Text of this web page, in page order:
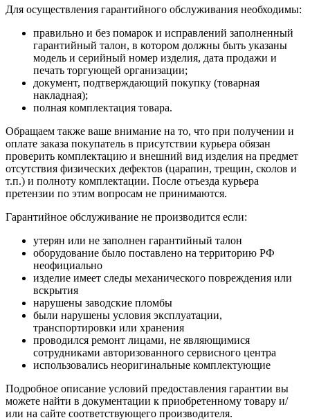
Для осуществления гарантийного обслуживания необходимы:
правильно и без помарок и исправлений заполненный
гарантийный талон, в котором должны быть указаны
модель и серийный номер изделия, дата продажи и
печать торгующей организации;
документ, подтверждающий покупку (товарная
накладная);
полная комплектация товара.
Обращаем также ваше внимание на то, что при получении и
оплате заказа покупатель в присутствии курьера обязан
проверить комплектацию и внешний вид изделия на предмет
отсутствия физических дефектов (царапин, трещин, сколов и
т.п.) и полноту комплектации. После отъезда курьера
претензии по этим вопросам не принимаются.
Гарантийное обслуживание не производится если:
утерян или не заполнен гарантийный талон
оборудование было поставлено на территорию РФ
неофициально
изделие имеет следы механического повреждения или
вскрытия
нарушены заводские пломбы
были нарушены условия эксплуатации,
транспортировки или хранения
проводился ремонт лицами, не являющимися
сотрудниками авторизованного сервисного центра
использовались неоригинальные комплектующие
Подробное описание условий предоставления гарантии вы
можете найти в документации к приобретенному товару и/
или на сайте соответствующего производителя.